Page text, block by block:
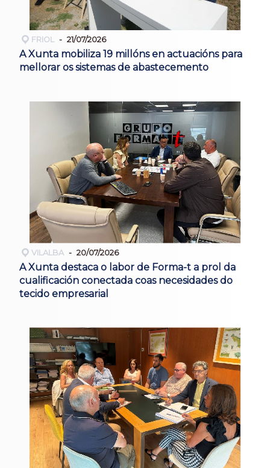
FRIOL 21/07/2026
A Xunta mobiliza 19 millóns en actuacións para
mellorar os sistemas de abastecemento
VILALBA 20/07/2026
A Xunta destaca o labor de Forma-t a prol da
cualificación conectada coas necesidades do
tecido empresarial